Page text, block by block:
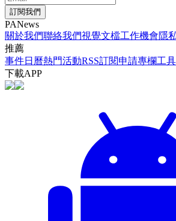
訂閱我們
PANews
關於我們聯絡我們視覺文檔工作機會隱
推薦
事件日曆熱門活動RSS訂閱申請專欄工
下載APP